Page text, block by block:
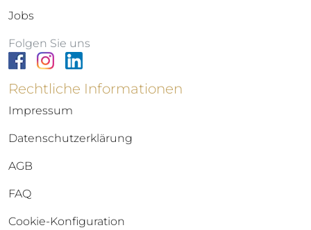
Jobs
Folgen Sie uns
Rechtliche Informationen
Impressum
Datenschutzerklärung
AGB
FAQ
Cookie-Konfiguration